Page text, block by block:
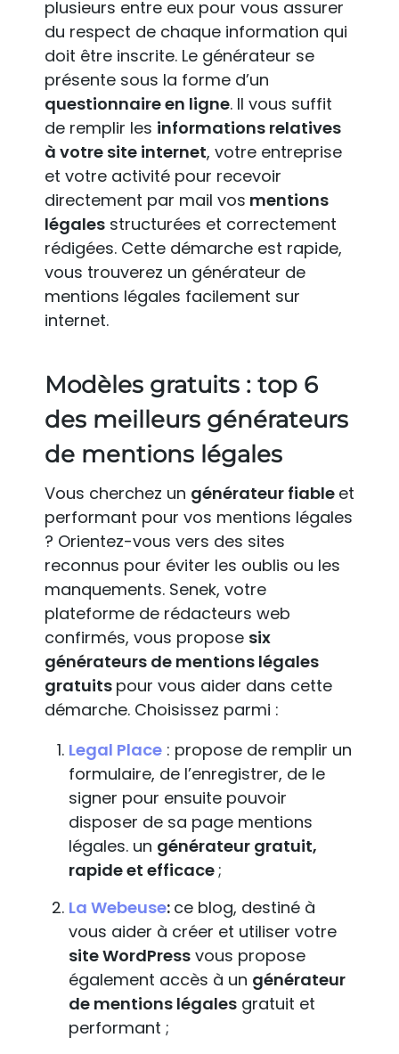
plusieurs entre eux pour vous assurer
du respect de chaque information qui
doit être inscrite. Le générateur se
présente sous la forme d’un
questionnaire en ligne. Il vous suffit
de remplir les informations relatives
à votre site internet, votre entreprise
et votre activité pour recevoir
directement par mail vos mentions
légales structurées et correctement
rédigées. Cette démarche est rapide,
vous trouverez un générateur de
mentions légales facilement sur
internet.
Modèles gratuits : top 6
des meilleurs générateurs
de mentions légales
Vous cherchez un générateur fiable et
performant pour vos mentions légales
? Orientez-vous vers des sites
reconnus pour éviter les oublis ou les
manquements. Senek, votre
plateforme de rédacteurs web
confirmés, vous propose six
générateurs de mentions légales
gratuits pour vous aider dans cette
démarche. Choisissez parmi :
Legal Place : propose de remplir un
formulaire, de l’enregistrer, de le
signer pour ensuite pouvoir
disposer de sa page mentions
légales. un générateur gratuit,
rapide et efficace;
La Webeuse: ce blog, destiné à
vous aider à créer et utiliser votre
site WordPress vous propose
également accès à un générateur
de mentions légales gratuit et
performant ;